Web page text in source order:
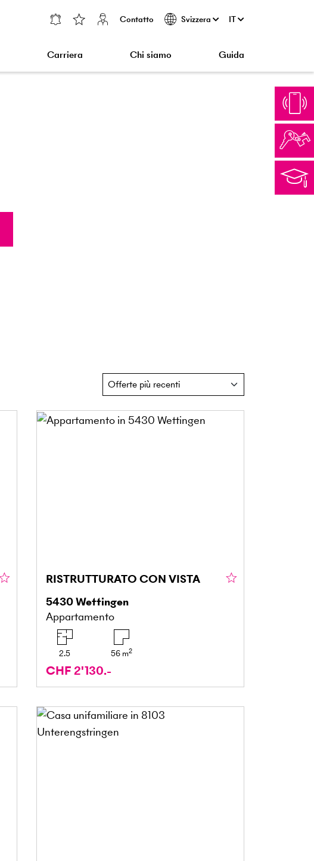
Contatto Svizzera IT
Carriera Chi siamo Guida
RISTRUTTURATO CON VISTA
5430Wettingen
Appartamento
2.5 56 m2
CHF 2'130.-